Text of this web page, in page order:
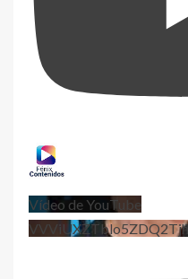
Vídeo de YouTube